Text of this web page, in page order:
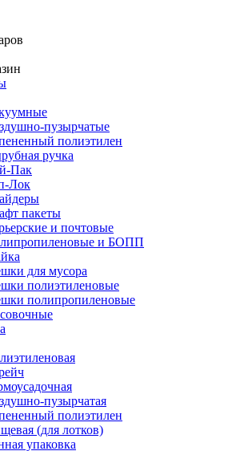
пузырчатые
полиэтилен
ручка
Пак
Лок
пакеты
и почтовые
и БОПП
для мусора
полиэтиленовые
полипропиленовые
пузырчатая
полиэтилен
(для лотков)